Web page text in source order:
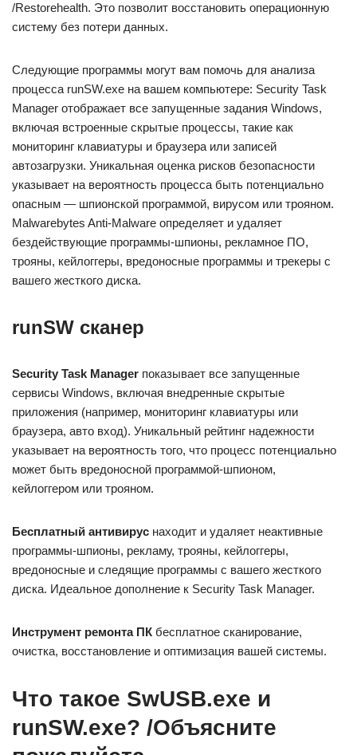
/Restorehealth. Это позволит восстановить операционную
систему без потери данных.
Следующие программы могут вам помочь для анализа
процесса runSW.exe на вашем компьютере: Security Task
Manager отображает все запущенные задания Windows,
включая встроенные скрытые процессы, такие как
мониторинг клавиатуры и браузера или записей
автозагрузки. Уникальная оценка рисков безопасности
указывает на вероятность процесса быть потенциально
опасным — шпионской программой, вирусом или трояном.
Malwarebytes Anti-Malware определяет и удаляет
бездействующие программы-шпионы, рекламное ПО,
трояны, кейлоггеры, вредоносные программы и трекеры с
вашего жесткого диска.
runSW сканер
Security Task Manager показывает все запущенные
сервисы Windows, включая внедренные скрытые
приложения (например, мониторинг клавиатуры или
браузера, авто вход). Уникальный рейтинг надежности
указывает на вероятность того, что процесс потенциально
может быть вредоносной программой-шпионом,
кейлоггером или трояном.
Бесплатный aнтивирус находит и удаляет неактивные
программы-шпионы, рекламу, трояны, кейлоггеры,
вредоносные и следящие программы с вашего жесткого
диска. Идеальное дополнение к Security Task Manager.
Инструмент ремонта ПК бесплатное сканирование,
очистка, восстановление и оптимизация вашей системы.
Что такое SwUSB.exe и
runSW.exe? /Объясните